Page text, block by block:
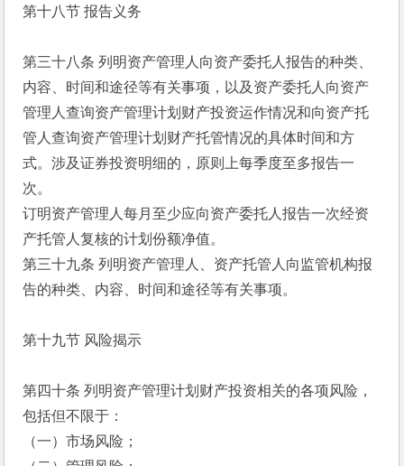
第十八节 报告义务
第三十八条 列明资产管理人向资产委托人报告的种类、
内容、时间和途径等有关事项，以及资产委托人向资产
管理人查询资产管理计划财产投资运作情况和向资产托
管人查询资产管理计划财产托管情况的具体时间和方
式。涉及证券投资明细的，原则上每季度至多报告一
次。
订明资产管理人每月至少应向资产委托人报告一次经资
产托管人复核的计划份额净值。
第三十九条 列明资产管理人、资产托管人向监管机构报
告的种类、内容、时间和途径等有关事项。
第十九节 风险揭示
第四十条 列明资产管理计划财产投资相关的各项风险，
包括但不限于：
（一）市场风险；